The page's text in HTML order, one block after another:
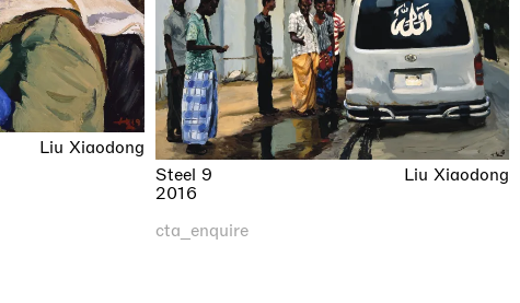
Liu Xiaodong
Steel 9
2016
Liu Xiaodong
cta_enquire